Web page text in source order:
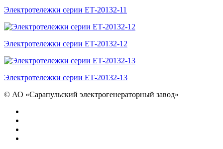
Электротележки серии ЕТ-20132-11
Электротележки серии ЕТ-20132-12
Электротележки серии ЕТ-20132-13
© АО «Сарапульский электрогенераторный завод»